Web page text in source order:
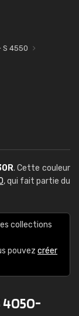
S 4550
. Cette couleur
, qui fait partie du
collections
pouvez créer
4050-